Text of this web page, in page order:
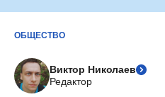
ОБЩЕСТВО
Виктор Николаев
Редактор